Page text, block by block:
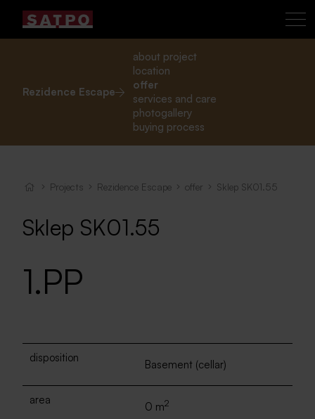
Rezidence Escape
about project
location
offer
services and care
photogallery
buying process
Projects Rezidence Escape offer Sklep SK01.55
Sklep SK01.55
1.PP
disposition
Basement (cellar)
area
0 m2